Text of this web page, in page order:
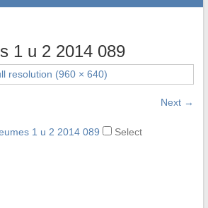
1 u 2 2014 089
resolution (960 × 640)
Next →
Select